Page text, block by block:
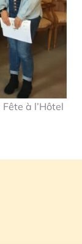
à l’Hôtel